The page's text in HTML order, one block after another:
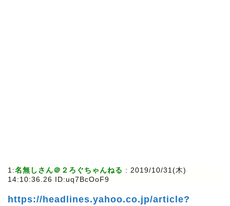
1:名無しさん＠２ろぐちゃんねる : 2019/10/31(木)
14:10:36.26 ID:uq7BcOoF9
https://headlines.yahoo.co.jp/article?